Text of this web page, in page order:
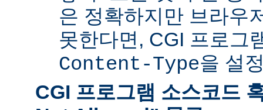
은 정확하지만 브라우
못한다면, CGI 프로그
Content-Type을 설
CGI 프로그램 소스코드